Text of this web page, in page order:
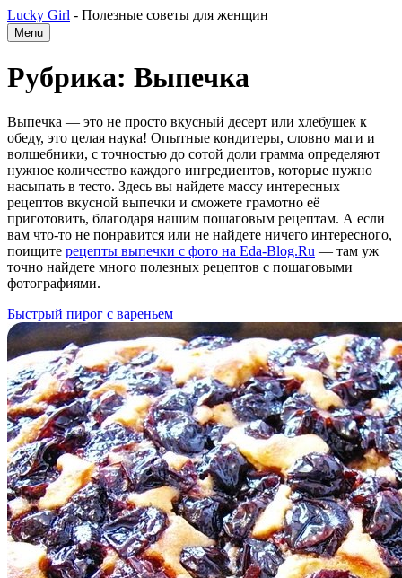
Lucky Girl - Полезные советы для женщин
Menu
Рубрика: Выпечка
Выпечка — это не просто вкусный десерт или хлебушек к
обеду, это целая наука! Опытные кондитеры, словно маги и
волшебники, с точностью до сотой доли грамма определяют
нужное количество каждого ингредиентов, которые нужно
насыпать в тесто. Здесь вы найдете массу интересных
рецептов вкусной выпечки и сможете грамотно её
приготовить, благодаря нашим пошаговым рецептам. А если
вам что-то не понравится или не найдете ничего интересного,
поищите рецепты выпечки с фото на Eda-Blog.Ru — там уж
точно найдете много полезных рецептов с пошаговыми
фотографиями.
Быстрый пирог с вареньем